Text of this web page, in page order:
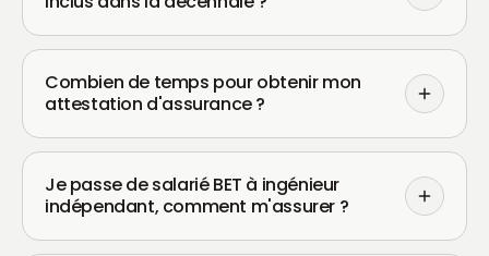
Combien de temps pour obtenir mon
attestation d'assurance ?
Je passe de salarié BET à ingénieur
indépendant, comment m'assurer ?